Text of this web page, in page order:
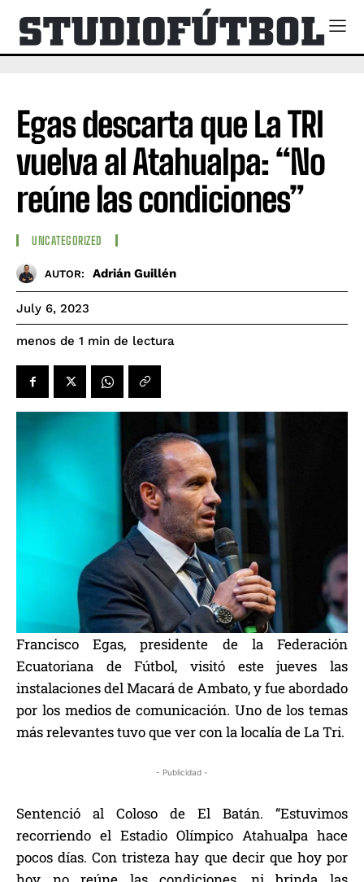
Egas descarta que La TRI
vuelva al Atahualpa: “No
reúne las condiciones”
UNCATEGORIZED
AUTOR: Adrián Guillén
July 6, 2023
menos de 1 min de lectura
Francisco Egas, presidente de la Federación
Ecuatoriana de Fútbol, visitó este jueves las
instalaciones del Macará de Ambato, y fue abordado
por los medios de comunicación. Uno de los temas
más relevantes tuvo que ver con la localía de La Tri.
- Publicidad -
Sentenció al Coloso de El Batán. “Estuvimos
recorriendo el Estadio Olímpico Atahualpa hace
pocos días. Con tristeza hay que decir que hoy por